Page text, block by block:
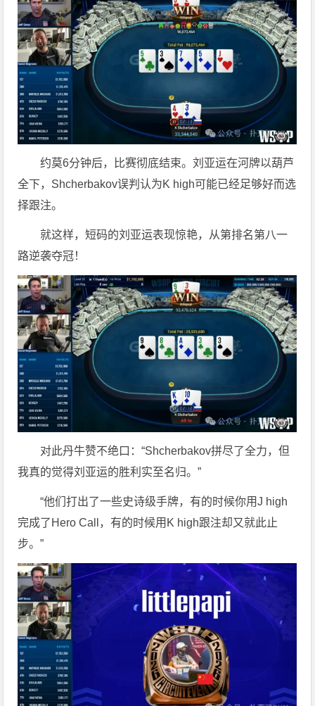
约莫6分钟后，比赛彻底结束。刘亚运在河牌以葫芦
全下，Shcherbakov误判认为K high可能已经足够好而选
择跟注。
就这样，短码的刘亚运表现惊艳，从第排名第八一
路逆袭夺冠！
对此丹牛赞不绝口：“Shcherbakov拼尽了全力，但
我真的觉得刘亚运的胜利实至名归。”
“他们打出了一些史诗级手牌，有的时候你用J high
完成了Hero Call，有的时候用K high跟注却又就此止
步。”